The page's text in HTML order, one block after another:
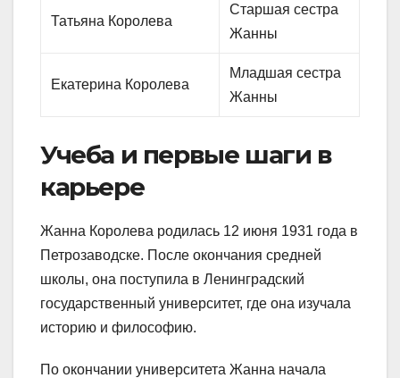
Татьяна Королева
Старшая сестра
Жанны
Екатерина Королева
Младшая сестра
Жанны
Учеба и первые шаги в
карьере
Жанна Королева родилась 12 июня 1931 года в
Петрозаводске. После окончания средней
школы, она поступила в Ленинградский
государственный университет, где она изучала
историю и философию.
По окончании университета Жанна начала